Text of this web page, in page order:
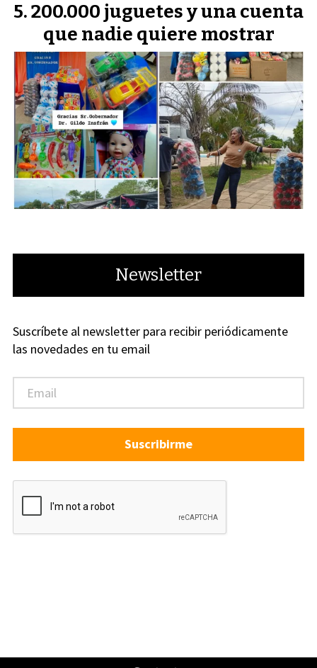
200.000 juguetes y una cuenta
que nadie quiere mostrar
Newsletter
Suscríbete al newsletter para recibir periódicamente
las novedades en tu email
Suscribirme